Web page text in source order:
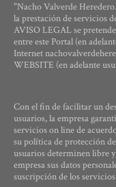
"Nacho Valverde
la prestación de servicios
AVISO LEGAL se
entre este Portal (en
Internet
WEBSITE (en adelante
Con el fin de facilitar un
usuarios, la empresa
servicios on line de
su política de protección
usuarios determinen libre
empresa sus datos
suscripción de los